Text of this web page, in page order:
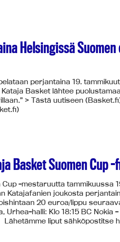
Helsingissä
perjantaina 19.
Basket lähtee
> Tästä uutiseen
Basket Suomen Cup
-mestaruutta tammikuussa
Katajafanien joukosta
20 euroa/lippu
Urhea-halli: Klo 18:15 BC Nokia
liput sähköpostitse